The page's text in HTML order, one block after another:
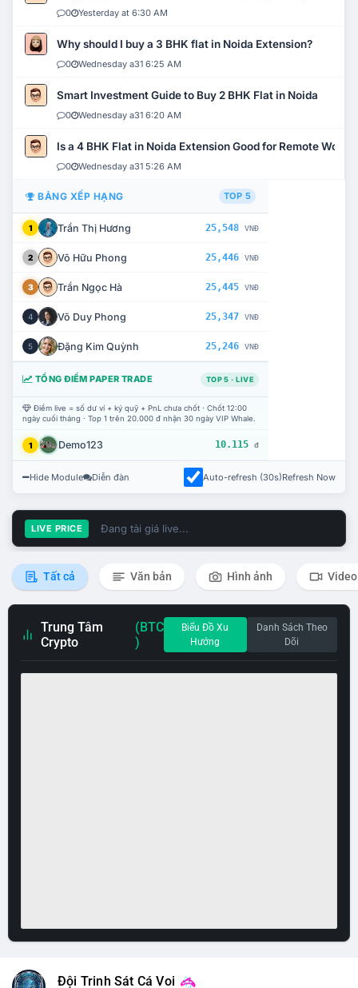
0 Yesterday at 6:30 AM
Why should I buy a 3 BHK flat in Noida Extension?
0 Wednesday a31 6:25 AM
Smart Investment Guide to Buy 2 BHK Flat in Noida
0 Wednesday a31 6:20 AM
Is a 4 BHK Flat in Noida Extension Good for Remote Work?
0 Wednesday a31 5:26 AM
BẢNG XẾP HẠNG TOP 5
1 Trần Thị Hương 25,548 VNĐ
2 Võ Hữu Phong 25,446 VNĐ
3 Trần Ngọc Hà 25,445 VNĐ
4 Võ Duy Phong 25,347 VNĐ
5 Đặng Kim Quỳnh 25,246 VNĐ
TỔNG ĐIỂM PAPER TRADE TOP 5 · LIVE
Điểm live = số dư ví + ký quỹ + PnL chưa chốt · Chốt 12:00
ngày cuối tháng · Top 1 trên 20.000 đ nhận 30 ngày VIP Whale.
1 Demo123 10.115 đ
Hide Module Diễn đàn Auto-refresh (30s)Refresh Now
LIVE PRICE Đang tải giá live...
Tất cả Văn bản Hình ảnh Video
Trung Tâm
Crypto
(BTC
)
Biểu Đồ Xu
Hướng
Danh Sách Theo
Dõi
Đội Trinh Sát Cá Voi